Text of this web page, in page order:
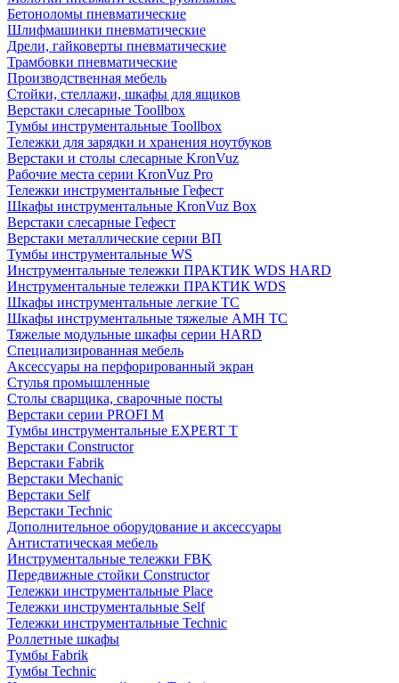
Бетоноломы пневматические
Шлифмашинки пневматические
Дрели, гайковерты пневматические
Трамбовки пневматические
Производственная мебель
Стойки, стеллажи, шкафы для ящиков
Верстаки слесарные Toollbox
Тумбы инструментальные Toollbox
Тележки для зарядки и хранения ноутбуков
Верстаки и столы слесарные KronVuz
Рабочие места серии KronVuz Pro
Тележки инструментальные Гефест
Шкафы инструментальные KronVuz Box
Верстаки слесарные Гефест
Верстаки металлические серии ВП
Тумбы инструментальные WS
Инструментальные тележки ПРАКТИК WDS HARD
Инструментальные тележки ПРАКТИК WDS
Шкафы инструментальные легкие ТС
Шкафы инструментальные тяжелые AMH TC
Тяжелые модульные шкафы серии HARD
Cпециализированная мебель
Аксессуары на перфорированный экран
Стулья промышленные
Столы сварщика, сварочные посты
Верстаки серии PROFI M
Тумбы инструментальные EXPERT T
Верстаки Constructor
Верстаки Fabrik
Верстаки Mechanic
Верстаки Self
Верстаки Technic
Дополнительное оборудование и аксессуары
Антистатическая мебель
Инструментальные тележки FBK
Передвижные стойки Constructor
Тележки инструментальные Place
Тележки инструментальные Self
Тележки инструментальные Technic
Роллетные шкафы
Тумбы Fabrik
Тумбы Technic